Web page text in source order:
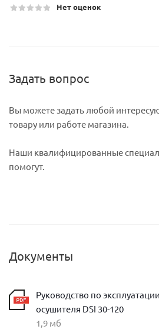
Нет оценок
Задать вопрос
Вы можете задать любой
товару или работе магазина.
Наши квалифицированные
помогут.
Документы
Руководство по
осушителя DSI 30-120
1,9 мб